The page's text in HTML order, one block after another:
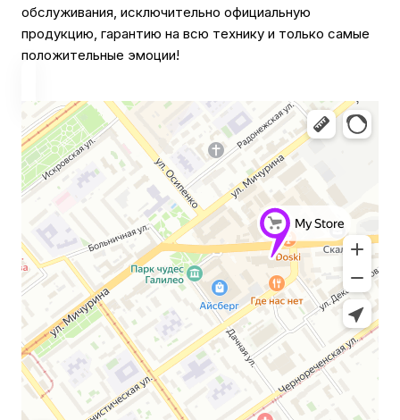
обслуживания, исключительно официальную
продукцию, гарантию на всю технику и только самые
положительные эмоции!